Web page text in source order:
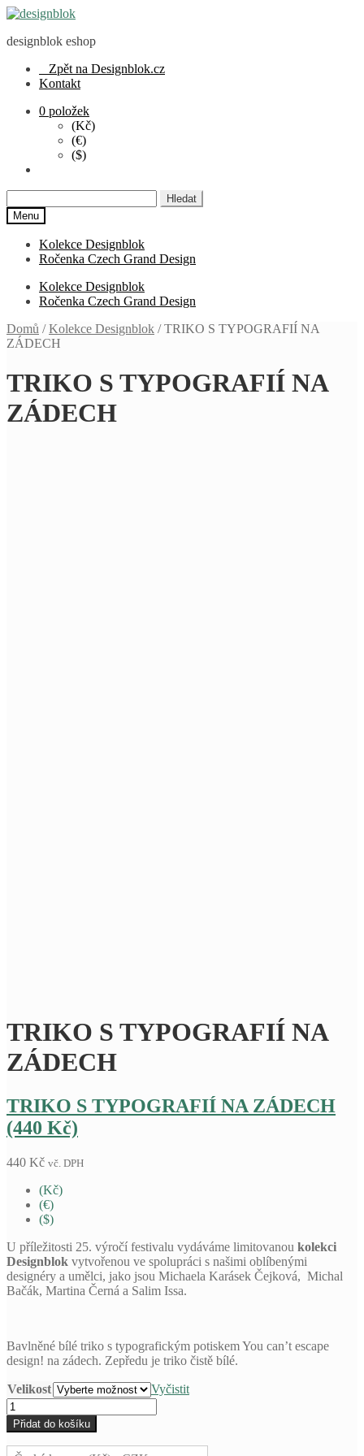
Přeskočit
navigaci
Přejít
obsahu
designblok eshop
Zpět na Designblok.cz
Kontakt
0 položek
(Kč)
(€)
($)
Menu
Kolekce Designblok
Ročenka Czech Grand Design
Kolekce Designblok
Ročenka Czech Grand Design
Domů /Kolekce Designblok /TRIKO S TYPOGRAFIÍ NA
ZÁDECH
TRIKO S TYPOGRAFIÍ NA
ZÁDECH
TRIKO S TYPOGRAFIÍ NA
ZÁDECH
TRIKO S TYPOGRAFIÍ NA ZÁDECH
(440 Kč)
440 Kč vč. DPH
(Kč)
(€)
($)
U příležitosti 25. výročí festivalu vydáváme limitovanou kolekci
Designblok vytvořenou ve spolupráci s našimi oblíbenými
designéry a umělci, jako jsou Michaela Karásek Čejková, Michal
Bačák, Martina Černá a Salim Issa.
Bavlněné bílé triko s typografickým potiskem You can’t escape
design! na zádech. Zepředu je triko čistě bílé.
Velikost
Vyčistit
TRIKO
S
TYPOGRAFIÍ
NA
Přidat do košíku